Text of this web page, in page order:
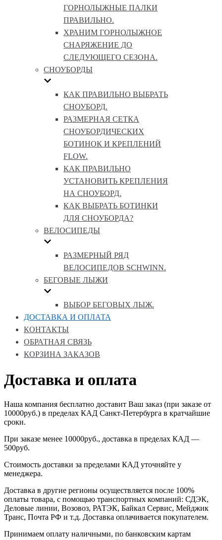
ГОРНОЛЫЖНЫЕ ПАЛКИ
ПРАВИЛЬНО.
ХРАНИМ ГОРНОЛЫЖНОЕ
СНАРЯЖЕНИЕ ДО
СЛЕДУЮЩЕГО СЕЗОНА.
СНОУБОРДЫ
КАК ПРАВИЛЬНО ВЫБРАТЬ
СНОУБОРД.
РАЗМЕРНАЯ СЕТКА
СНОУБОРДИЧЕСКИХ
БОТИНОК И КРЕПЛЕНИЙ
FLOW.
КАК ПРАВИЛЬНО
УСТАНОВИТЬ КРЕПЛЕНИЯ
НА СНОУБОРД.
КАК ВЫБРАТЬ БОТИНКИ
ДЛЯ СНОУБОРДА?
ВЕЛОСИПЕДЫ
РАЗМЕРНЫЙ РЯД
ВЕЛОСИПЕДОВ SCHWINN.
БЕГОВЫЕ ЛЫЖИ
ВЫБОР БЕГОВЫХ ЛЫЖ.
ДОСТАВКА И ОПЛАТА
КОНТАКТЫ
ОБРАТНАЯ СВЯЗЬ
КОРЗИНА ЗАКАЗОВ
Доставка и оплата
Наша компания бесплатно доставит Ваш заказ (при заказе от
10000руб.) в пределах КАД Санкт-Петербурга в кратчайшие
сроки.
При заказе менее 10000руб., доставка в пределах КАД —
500руб.
Стоимость доставки за пределами КАД уточняйте у
менеджера.
Доставка в другие регионы осуществляется после 100%
оплаты товара, с помощью транспортных компаний: СДЭК,
Деловые линии, Возовоз, РАТЭК, Байкал Сервис, Мейджик
Транс, Почта РФ и т.д. Доставка оплачивается покупателем.
Принимаем оплату наличными, по банковским картам